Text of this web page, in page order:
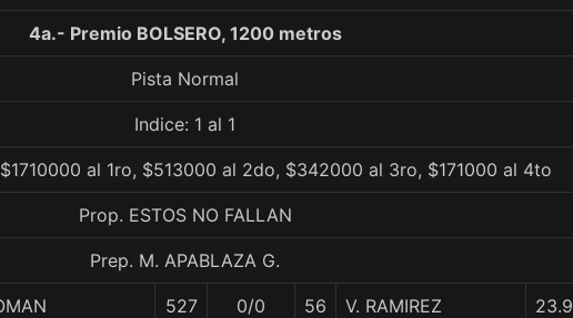
4a.- Premio BOLSERO, 1200 metros
Pista Normal
Indice: 1 al 1
al 1ro, $513000 al 2do, $342000 al 3ro, $171000 al 4to
Prop. ESTOS NO FALLAN
Prep. M. APABLAZA G.
527 0/0 56 V. RAMIREZ 23.9